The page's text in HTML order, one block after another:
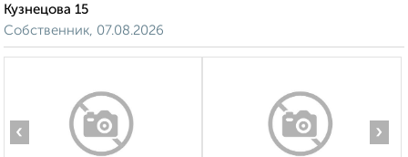
Кузнецова 15
Собственник, 07.08.2026
‹ ›